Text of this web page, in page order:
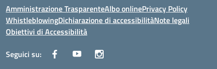
Amministrazione TrasparenteAlbo onlinePrivacy Policy
WhistleblowingDichiarazione di accessibilitàNote legali
Obiettivi di Accessibilità
Seguici su: